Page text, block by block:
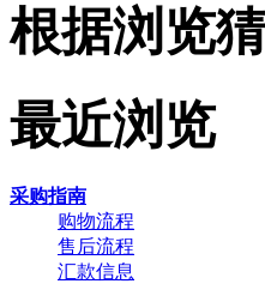
根据浏览
最近浏览
采购指南
购物流程
售后流程
汇款信息